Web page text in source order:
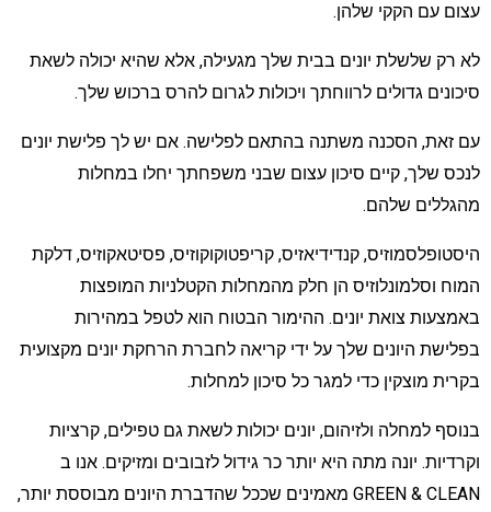
עם הקקי שלהן.
רק שלשלת יונים בבית שלך מגעילה, אלא שהיא יכולה לשאת
גדולים לרווחתך ויכולות לגרום להרס ברכוש שלך.
זאת, הסכנה משתנה בהתאם לפלישה. אם יש לך פלישת יונים
שלך, קיים סיכון עצום שבני משפחתך יחלו במחלות
שלהם.
קנדידיאזיס, קריפטוקוקוזיס, פסיטאקוזיס, דלקת
וסלמונלוזיס הן חלק מהמחלות הקטלניות המופצות
צואת יונים. ההימור הבטוח הוא לטפל במהירות
היונים שלך על ידי קריאה לחברת הרחקת יונים מקצועית
מוצקין כדי למגר כל סיכון למחלות.
למחלה ולזיהום, יונים יכולות לשאת גם טפילים, קרציות
יונה מתה היא יותר כר גידול לזבובים ומזיקים. אנו ב
GREEN & CLEAN מאמינים שככל שהדברת היונים מבוססת יותר,